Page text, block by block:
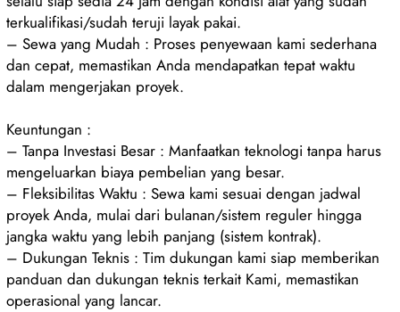
terkualifikasi/sudah teruji layak pakai.
– Sewa yang Mudah : Proses penyewaan kami sederhana
dan cepat, memastikan Anda mendapatkan tepat waktu
dalam mengerjakan proyek.
Keuntungan :
– Tanpa Investasi Besar : Manfaatkan teknologi tanpa harus
mengeluarkan biaya pembelian yang besar.
– Fleksibilitas Waktu : Sewa kami sesuai dengan jadwal
proyek Anda, mulai dari bulanan/sistem reguler hingga
jangka waktu yang lebih panjang (sistem kontrak).
– Dukungan Teknis : Tim dukungan kami siap memberikan
panduan dan dukungan teknis terkait Kami, memastikan
operasional yang lancar.